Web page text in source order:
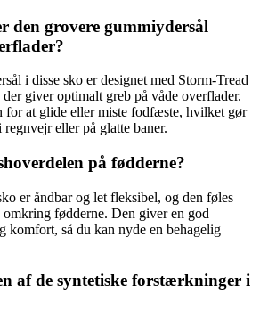
den grovere gummiydersål
i disse sko er designet med Storm-Tread
giver optimalt greb på våde overflader.
for at glide eller miste fodfæste, hvilket gør
eller på glatte baner.
på fødderne?
er åndbar og let fleksibel, og den føles
fødderne. Den giver en god
komfort, så du kan nyde en behagelig
af de syntetiske forstærkninger i